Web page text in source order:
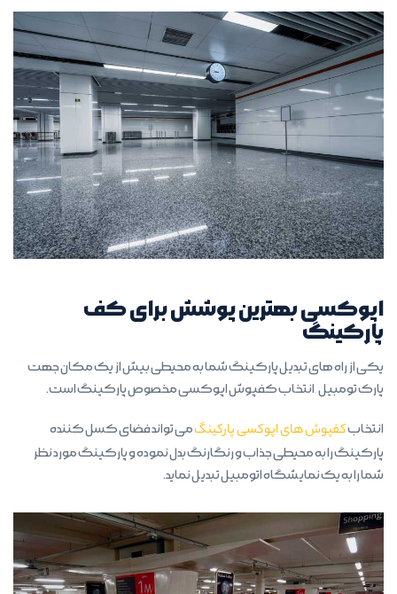
اپوکسی بهترین پوشش برای کف
پارکینگ
یکی از راه های تبدیل پارکینگ شما به محیطی بیش از یک مکان جهت
پارک تومبیل,انتخاب کفپوش اپوکسی مخصوص پارکینگ است.
انتخابکفپوش های اپوکسی پارکینگمی تواند فضای کسل کننده
پارکینگ را به محیطی جذاب و رنگارنگ بدل نموده و پارکینگ مورد نظر
شما را به یک نمایشگاه اتومبیل تبدیل نماید.